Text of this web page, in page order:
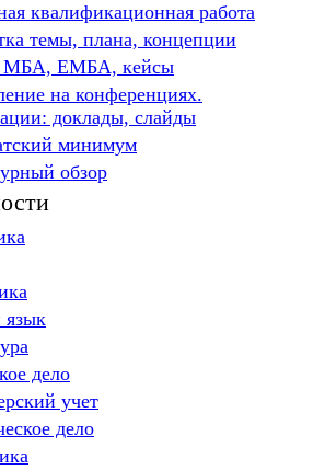
квалификационная работа
темы, плана, концепции
МБА, ЕМБА, кейсы
на конференциях.
доклады, слайды
минимум
обзор
язык
дело
учет
дело